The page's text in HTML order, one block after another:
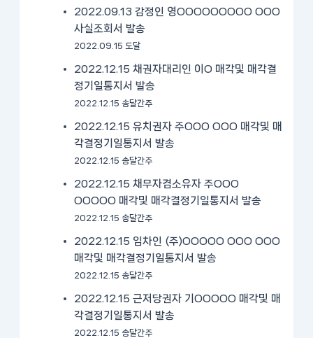
2022.09.13 감정인 영OOOOOOOOO OOO
사실조회서 발송
2022.09.15 도달
2022.12.15 채권자대리인 이O 매각및 매각결
정기일통지서 발송
2022.12.15 송달간주
2022.12.15 유치권자 주OOO OOO 매각및 매
각결정기일통지서 발송
2022.12.15 송달간주
2022.12.15 채무자겸소유자 주OOO
OOOOO 매각및 매각결정기일통지서 발송
2022.12.15 송달간주
2022.12.15 임차인 (주)OOOOO OOO OOO
매각및 매각결정기일통지서 발송
2022.12.15 송달간주
2022.12.15 근저당권자 기OOOOO 매각및 매
각결정기일통지서 발송
2022.12.15 송달간주